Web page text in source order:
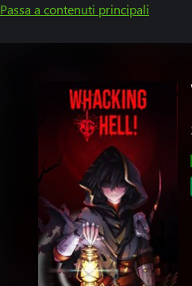
Passa a contenuti principali